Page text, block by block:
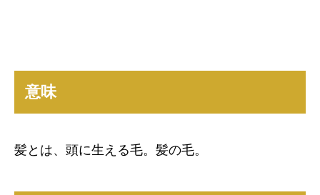
意味
髪とは、頭に生える毛。髪の毛。